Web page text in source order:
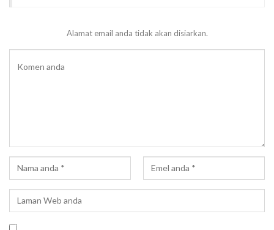
Alamat email anda tidak akan disiarkan.